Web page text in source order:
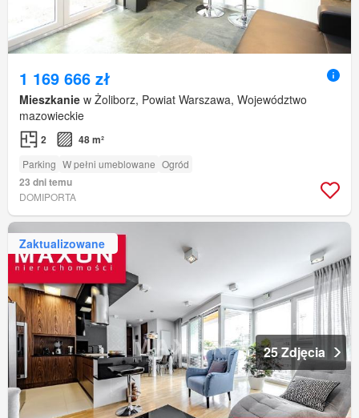
1 169 666 zł
Mieszkanie w Żoliborz, Powiat Warszawa, Województwo
mazowieckie
2 48 m²
Parking W pełni umeblowane Ogród
23 dni temu
DOMIPORTA
Zaktualizowane
25 Zdjęcia